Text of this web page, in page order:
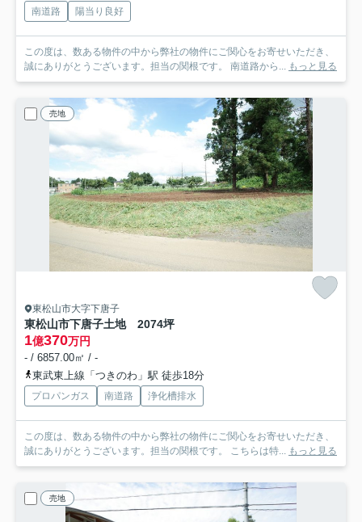
南道路 陽当り良好
この度は、数ある物件の中から弊社の物件にご関心をお寄せいただき、
誠にありがとうございます。担当の関根です。 南道路から...
もっと見る
売地
東松山市大字下唐子
東松山市下唐子土地 2074坪
1億370万円
- / 6857.00㎡ / -
東武東上線「つきのわ」駅 徒歩18分
プロパンガス 南道路 浄化槽排水
この度は、数ある物件の中から弊社の物件にご関心をお寄せいただき、
誠にありがとうございます。担当の関根です。 こちらは特...
もっと見る
売地